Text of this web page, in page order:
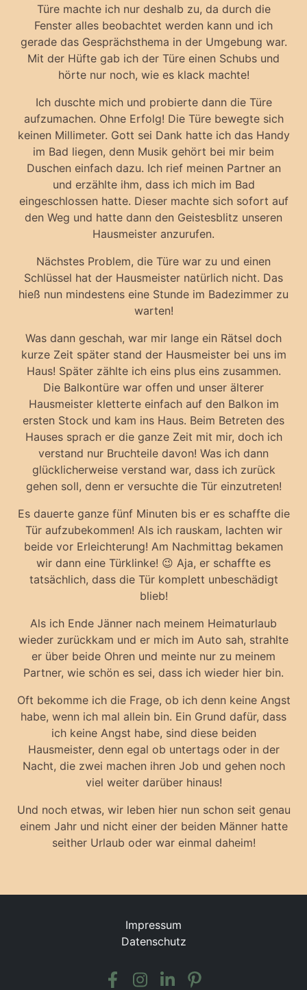
Türe machte ich nur deshalb zu, da durch die
Fenster alles beobachtet werden kann und ich
gerade das Gesprächsthema in der Umgebung war.
Mit der Hüfte gab ich der Türe einen Schubs und
hörte nur noch, wie es klack machte!
Ich duschte mich und probierte dann die Türe
aufzumachen. Ohne Erfolg! Die Türe bewegte sich
keinen Millimeter. Gott sei Dank hatte ich das Handy
im Bad liegen, denn Musik gehört bei mir beim
Duschen einfach dazu. Ich rief meinen Partner an
und erzählte ihm, dass ich mich im Bad
eingeschlossen hatte. Dieser machte sich sofort auf
den Weg und hatte dann den Geistesblitz unseren
Hausmeister anzurufen.
Nächstes Problem, die Türe war zu und einen
Schlüssel hat der Hausmeister natürlich nicht. Das
hieß nun mindestens eine Stunde im Badezimmer zu
warten!
Was dann geschah, war mir lange ein Rätsel doch
kurze Zeit später stand der Hausmeister bei uns im
Haus! Später zählte ich eins plus eins zusammen.
Die Balkontüre war offen und unser älterer
Hausmeister kletterte einfach auf den Balkon im
ersten Stock und kam ins Haus. Beim Betreten des
Hauses sprach er die ganze Zeit mit mir, doch ich
verstand nur Bruchteile davon! Was ich dann
glücklicherweise verstand war, dass ich zurück
gehen soll, denn er versuchte die Tür einzutreten!
Es dauerte ganze fünf Minuten bis er es schaffte die
Tür aufzubekommen! Als ich rauskam, lachten wir
beide vor Erleichterung! Am Nachmittag bekamen
wir dann eine Türklinke! 😉 Aja, er schaffte es
tatsächlich, dass die Tür komplett unbeschädigt
blieb!
Als ich Ende Jänner nach meinem Heimaturlaub
wieder zurückkam und er mich im Auto sah, strahlte
er über beide Ohren und meinte nur zu meinem
Partner, wie schön es sei, dass ich wieder hier bin.
Oft bekomme ich die Frage, ob ich denn keine Angst
habe, wenn ich mal allein bin. Ein Grund dafür, dass
ich keine Angst habe, sind diese beiden
Hausmeister, denn egal ob untertags oder in der
Nacht, die zwei machen ihren Job und gehen noch
viel weiter darüber hinaus!
Und noch etwas, wir leben hier nun schon seit genau
einem Jahr und nicht einer der beiden Männer hatte
seither Urlaub oder war einmal daheim!
Impressum
Datenschutz